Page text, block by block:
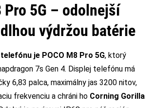
Pro 5G – odolnejší
výdržou batérie
je POCO M8 Pro 5G, ktorý
7s Gen 4. Displej telefónu má
6,83 palca, maximálny jas 3200 nitov,
frekvenciu a chráni ho Corning Gorilla